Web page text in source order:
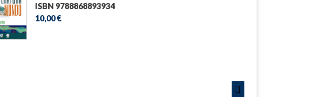
ISBN 9788868893934
10,00 €